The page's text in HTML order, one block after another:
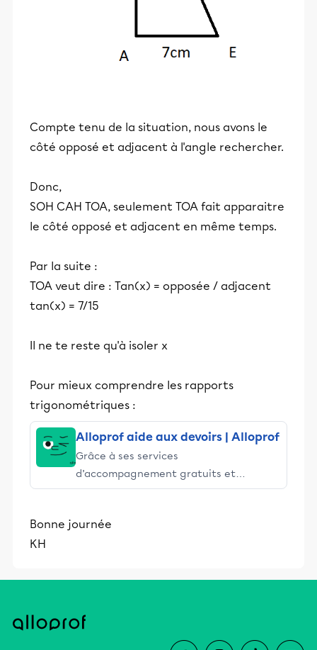
Compte tenu de la situation, nous avons le
côté opposé et adjacent à l'angle rechercher.
Donc,
SOH CAH TOA, seulement TOA fait apparaitre
le côté opposé et adjacent en même temps.
Par la suite :
TOA veut dire : Tan(x) = opposée / adjacent
tan(x) = 7/15
Il ne te reste qu'à isoler x
Pour mieux comprendre les rapports
trigonométriques :
Alloprof aide aux devoirs | Alloprof
Grâce à ses services
d’accompagnement gratuits et
stimulants, Alloprof engage les élèves
éducative.
Bonne journée
KH